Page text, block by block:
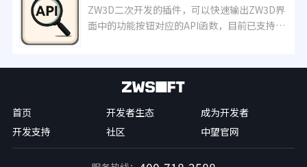
ZW3D二次开发的插件，可以快速输出ZW3D界
面中的功能按钮对应的API函数，目前已支持超
首页 开发者生态
成为开发者
开发支持
社区 中望官网